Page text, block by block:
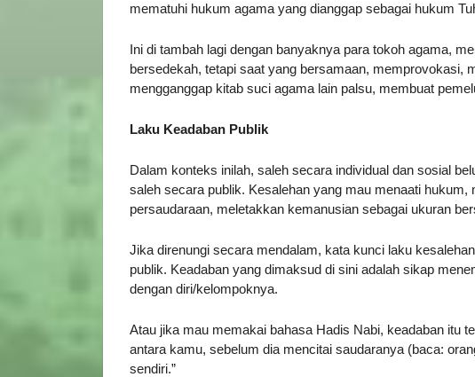
mematuhi hukum agama yang dianggap sebagai hukum
Ini di tambah lagi dengan banyaknya para tokoh agama,
bersedekah, tetapi saat yang bersamaan, memprovokasi,
mengganggap kitab suci agama lain palsu, membuat
Laku Keadaban Publik
Dalam konteks inilah, saleh secara individual dan sosial
saleh secara publik. Kesalehan yang mau menaati hukum,
persaudaraan, meletakkan kemanusian sebagai ukuran
Jika direnungi secara mendalam, kata kunci laku
publik. Keadaban yang dimaksud di sini adalah sikap
dengan diri/kelompoknya.
Atau jika mau memakai bahasa Hadis Nabi, keadaban itu
antara kamu, sebelum dia mencitai saudaranya (baca:
sendiri.”